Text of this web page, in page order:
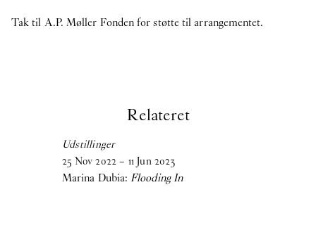
Tak til A.P. Møller Fonden for støtte til arrangementet.
Relateret
Udstillinger
25 Nov 2022 – 11 Jun 2023
Marina Dubia:Flooding In